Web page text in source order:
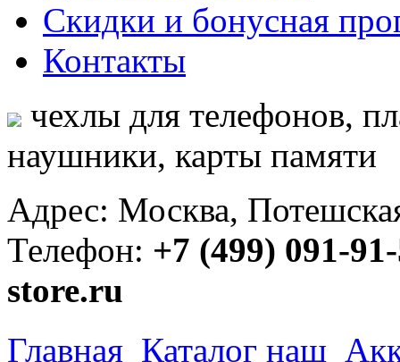
Скидки и бонусная
Контакты
чехлы для телефонов,
наушники, карты памяти
Адрес: Москва,
Телефон: +7 (499) 091-
store.ru
Главная Каталог наш